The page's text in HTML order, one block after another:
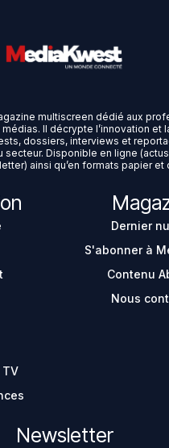
multiscreen dédié aux
Il décrypte l’innovation et
dossiers, interviews et
secteur. Disponible en ligne
ainsi qu’en formats papier et
Dernier
S'abonner à
Contenu
Nous
Newsletter